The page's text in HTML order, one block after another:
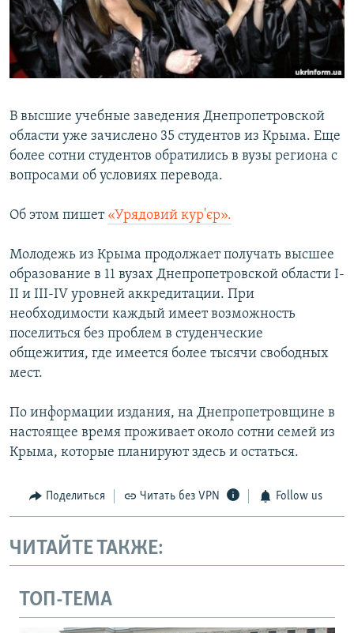
ПОБЕДИТЕЛЕЙ НЕ СУДЯТ?
КРЫМ.НЕПОКОРЕННЫЙ
ELIFBE
ПРИСОЕДИНЯЙТЕСЬ!
Все сайты RFE/RL
В высшие учебные заведения Днепропетровской
области уже зачислено 35 студентов из Крыма. Еще
более сотни студентов обратились в вузы региона с
вопросами об условиях перевода.
Об этом пишет «Урядовий кур'єр».
Молодежь из Крыма продолжает получать высшее
образование в 11 вузах Днепропетровской области I-
II и III-IV уровней аккредитации. При
необходимости каждый имеет возможность
поселиться без проблем в студенческие
общежития, где имеется более тысячи свободных
мест.
По информации издания, на Днепропетровщине в
настоящее время проживает около сотни семей из
Крыма, которые планируют здесь и остаться.
Поделиться Читать без VPN Follow us
ЧИТАЙТЕ ТАКЖЕ:
ТОП-ТЕМА